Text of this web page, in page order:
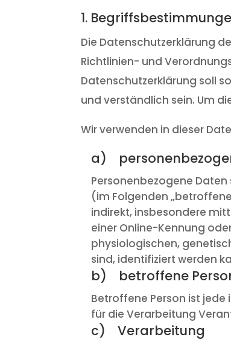
1.
Die Datenschutzerklärung
Richtlinien- und
Datenschutzerklärung soll
und verständlich sein. Um
Wir verwenden in dieser
a)
Personenbezogene
(im Folgenden
indirekt, insbesondere
einer Online-Kennung
physiologischen,
sind, identifiziert werden
b) betroffene
Betroffene Person ist
für die Verarbeitung
c) Verarbeitung